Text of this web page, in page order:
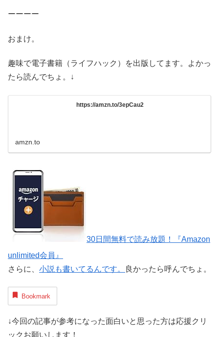
ーーーー
おまけ。
趣味で電子書籍（ライフハック）を出版してます。よかっ
たら読んでちょ。↓
https://amzn.to/3epCau2
amzn.to
30日間無料で読み放題！『Amazon
unlimited会員』
さらに、 小説も書いてるんです。 良かったら呼んでちょ。
Bookmark
↓今回の記事が参考になった面白いと思った方は応援クリ
ックお願いします！